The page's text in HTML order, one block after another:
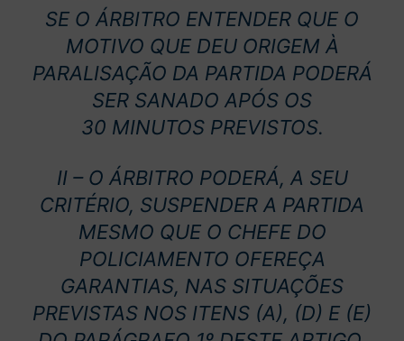
SE O ÁRBITRO ENTENDER QUE O
MOTIVO QUE DEU ORIGEM À
PARALISAÇÃO DA PARTIDA PODERÁ
SER SANADO APÓS OS
30 MINUTOS PREVISTOS.
II – O ÁRBITRO PODERÁ, A SEU
CRITÉRIO, SUSPENDER A PARTIDA
MESMO QUE O CHEFE DO
POLICIAMENTO OFEREÇA
GARANTIAS, NAS SITUAÇÕES
PREVISTAS NOS ITENS (A), (D) E (E)